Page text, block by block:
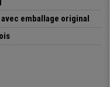
avec emballage original